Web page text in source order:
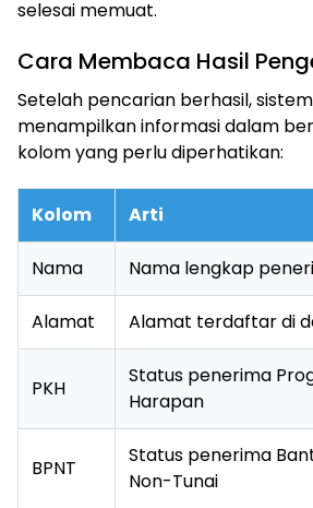
selesai memuat.
Cara Membaca Hasil
Setelah pencarian berhasil,
menampilkan informasi dalam
kolom yang perlu diperhatikan:
Kolom Arti
Nama Nama lengkap
Alamat Alamat terdaftar di
PKH
Status penerima
Harapan
BPNT
Status penerima
Non-Tunai